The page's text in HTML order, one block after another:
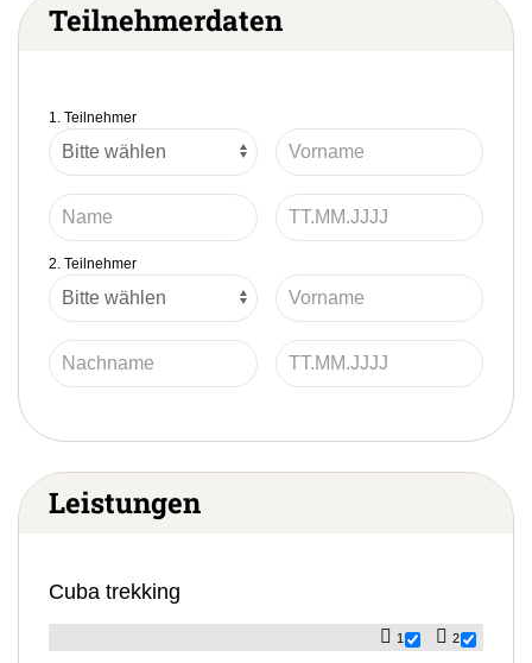
Teilnehmerdaten
1. Teilnehmer
2. Teilnehmer
Leistungen
Cuba trekking
1 2